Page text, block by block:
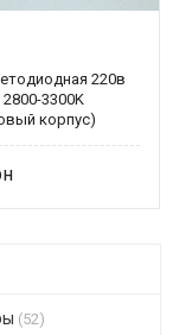
220в
2800-3300K
корпус)
(52)